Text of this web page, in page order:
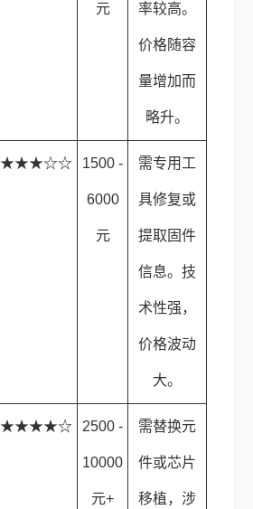
元 率较高。
价格随容
量增加而
略升。
★★★☆☆ 1500 -
6000
元
需专用工
具修复或
提取固件
信息。技
术性强，
价格波动
大。
★★★★☆ 2500 -
10000
元+
需替换元
件或芯片
移植，涉